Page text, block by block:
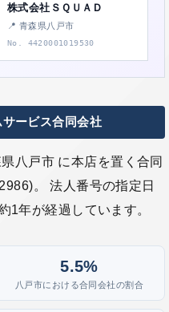
株式会社ＳＱＵＡＤ
📍 青森県八戸市
No. 4420001019530
ービス合同会社
八戸市 に本店を置く合同
。 法人番号の指定日
1年が経過しています。
5.5%
八戸市における合同会社の割合